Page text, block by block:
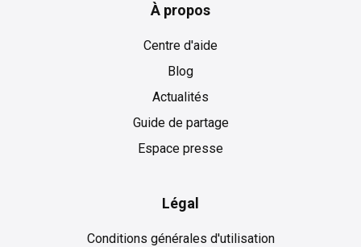
À propos
Centre d'aide
Blog
Actualités
Guide de partage
Espace presse
Légal
Conditions générales d'utilisation